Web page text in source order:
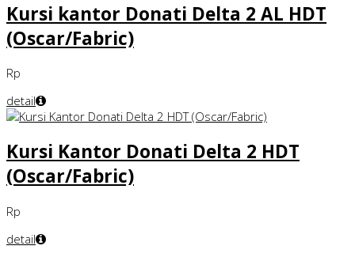
Kursi kantor Donati Delta 2 AL HDT
(Oscar/Fabric)
Rp
detail
Kursi Kantor Donati Delta 2 HDT
(Oscar/Fabric)
Rp
detail